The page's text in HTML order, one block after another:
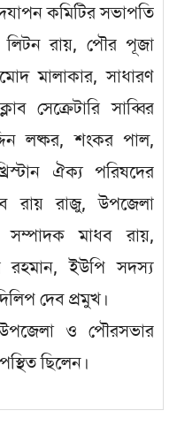
কমিটির সভাপতি
লিটন রায়, পৌর পূজা
মালাকার, সাধারণ
সেক্রেটারি সাব্বির
লষ্কর, শংকর পাল,
ঐক্য পরিষদের
রায় রাজু, উপজেলা
সম্পাদক মাধব রায়,
রহমান, ইউপি সদস্য
দেব প্রমুখ।
ও পৌরসভার
ছিলেন।